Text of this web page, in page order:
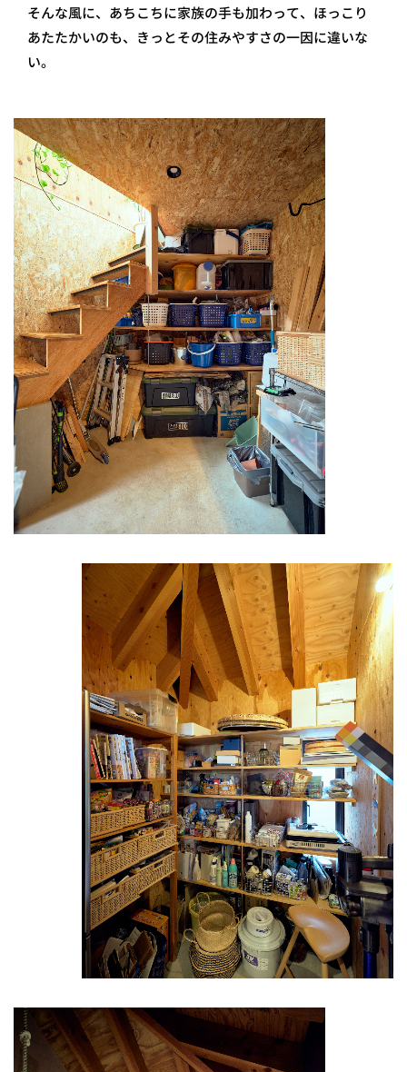
そんな風に、あちこちに家族の手も加わって、ほっこり
あたたかいのも、きっとその住みやすさの一因に違いな
い。